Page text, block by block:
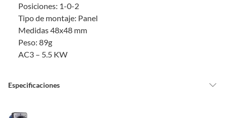
Productos digitales que se entregan a través de una descarga
electrónica, por ejemplo, cupones de experiencia o programas
para el computador.
Productos a pedido o confeccionados a medida.
Productos que han sido informados como imperfectos, usados,
un precio reducido.
vitaminas, entre otros análogos.
Posiciones: 1-0-2
Tipo de montaje: Panel
Medidas 48x48 mm
Peso: 89g
AC3 – 5.5 KW
Especificaciones
Condicion del